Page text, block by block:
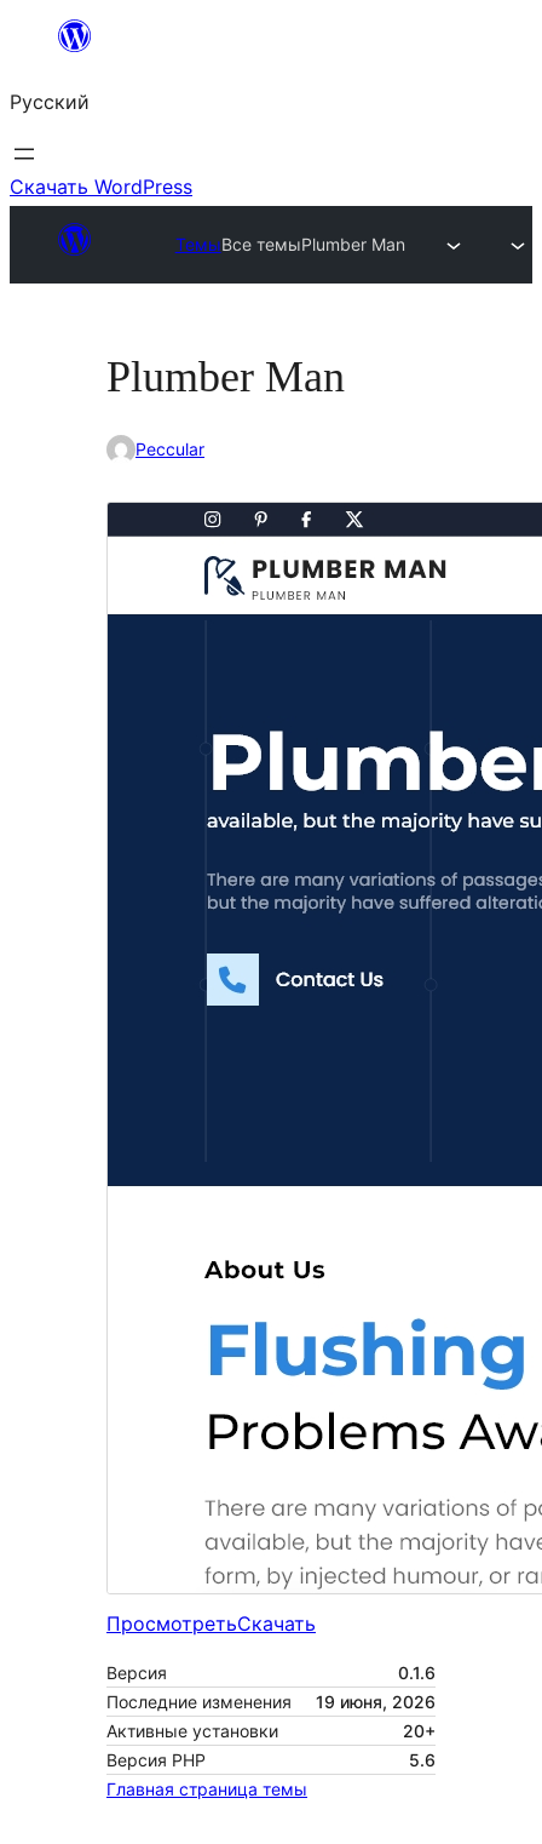
Перейти
содержимому
Русский
Скачать WordPress
ТемыВсе темыPlumber Man
Plumber Man
Peccular
ПросмотретьСкачать
Версия
0.1.6
Последние изменения
19 июня, 2026
Активные установки
20+
Версия PHP
5.6
Главная страница темы